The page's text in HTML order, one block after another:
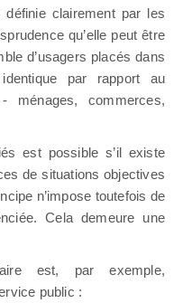
définie clairement par les
qu’elle peut être
d’usagers placés dans
par rapport au
ménages, commerces,
est possible s’il existe
de situations objectives
n’impose toutefois de
Cela demeure une
est, par exemple,
public :